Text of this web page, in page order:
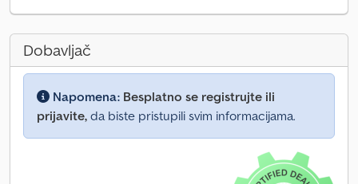
Dobavljač
Napomena: Besplatno se registrujte ili
prijavite, da biste pristupili svim informacijama.